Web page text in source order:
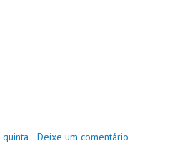
quinta Deixe um comentário